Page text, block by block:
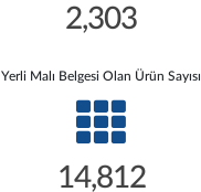
2,303
Yerli Malı Belgesi Olan Ürün Sayısı
14,812